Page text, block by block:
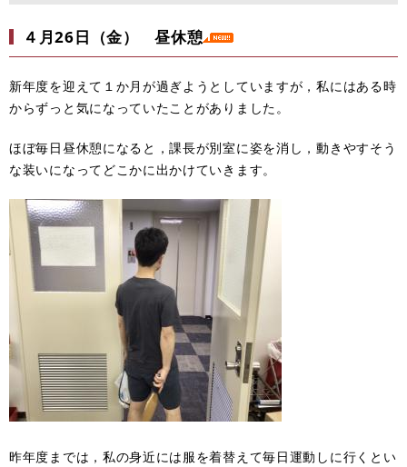
４月26日（金） 昼休憩
新年度を迎えて１か月が過ぎようとしていますが，私にはある時
からずっと気になっていたことがありました。
ほぼ毎日昼休憩になると，課長が別室に姿を消し，動きやすそう
な装いになってどこかに出かけていきます。
昨年度までは，私の身近には服を着替えて毎日運動しに行くとい